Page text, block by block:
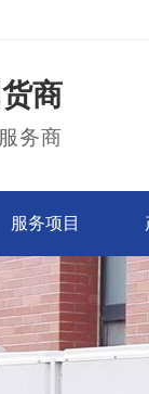
商
务商
服务项目